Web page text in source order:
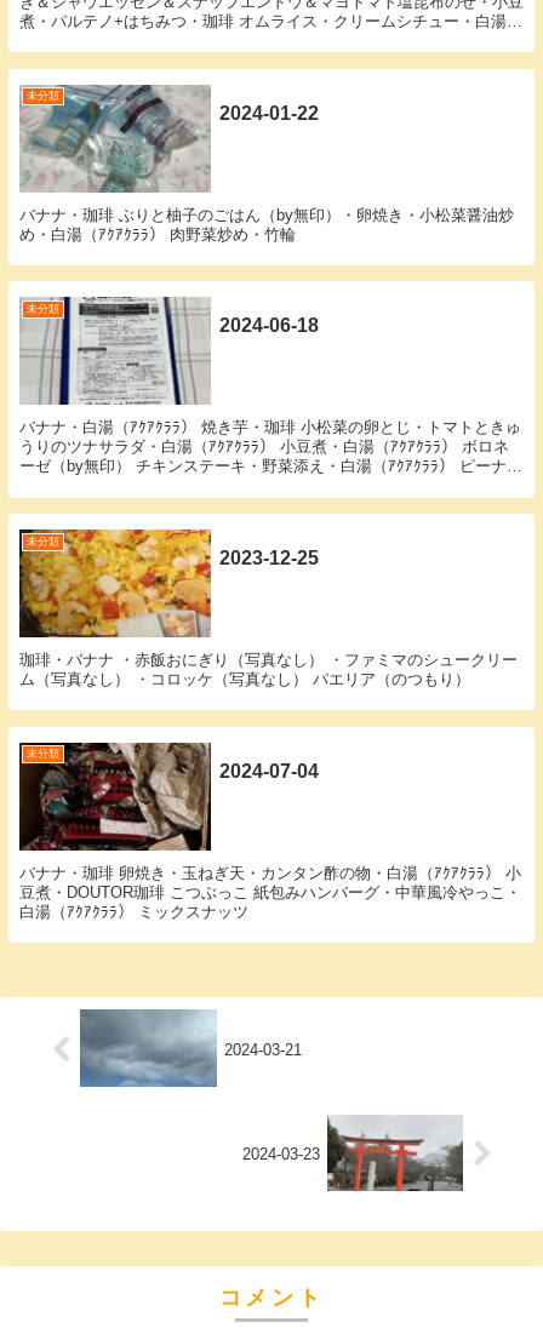
煮・パルテノ+はちみつ・珈琲 オムライス・クリームシチュー・白湯
未分類
2024-01-22
バナナ・珈琲 ぶりと柚子のごはん（by無印）・卵焼き・小松菜醤油炒
め・白湯（ｱｸｱｸﾗﾗ） 肉野菜炒め・竹輪
未分類
2024-06-18
バナナ・白湯（ｱｸｱｸﾗﾗ） 焼き芋・珈琲 小松菜の卵とじ・トマトときゅ
うりのツナサラダ・白湯（ｱｸｱｸﾗﾗ） 小豆煮・白湯（ｱｸｱｸﾗﾗ） ボロネ
ーゼ（by無印） チキンステーキ・野菜添え・白湯（ｱｸｱｸﾗﾗ） ピーナッ
未分類
2023-12-25
珈琲・バナナ ・赤飯おにぎり（写真なし） ・ファミマのシュークリー
ム（写真なし） ・コロッケ（写真なし） パエリア（のつもり）
未分類
2024-07-04
バナナ・珈琲 卵焼き・玉ねぎ天・カンタン酢の物・白湯（ｱｸｱｸﾗﾗ） 小
豆煮・DOUTOR珈琲 こつぶっこ 紙包みハンバーグ・中華風冷やっこ・
白湯（ｱｸｱｸﾗﾗ） ミックスナッツ
2024-03-21
2024-03-23
コメント